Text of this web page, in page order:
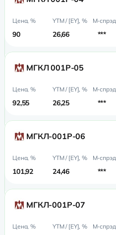
90 26,66 ***
МГКЛ 001Р-05
92,55 26,25 ***
МГКЛ-001Р-06
101,92 24,46 ***
МГКЛ-001Р-07